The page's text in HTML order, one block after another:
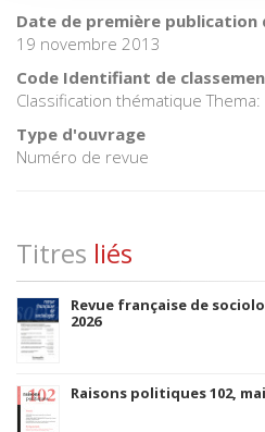
Date de première
19 novembre 2013
Code Identifiant de
Classification thématique
Type d'ouvrage
Numéro de revue
Titres liés
Revue française de
2026
Raisons politiques 102, mai